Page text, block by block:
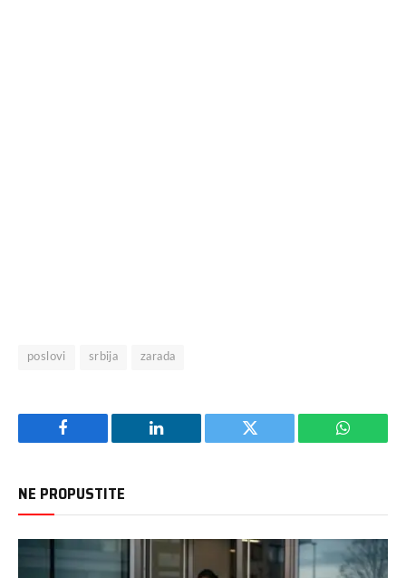
poslovi srbija zarada
Facebook LinkedIn Twitter
NE PROPUSTITE